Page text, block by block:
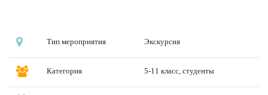
Тип мероприятия Экскурсия
Категория 5-11 класс, студенты